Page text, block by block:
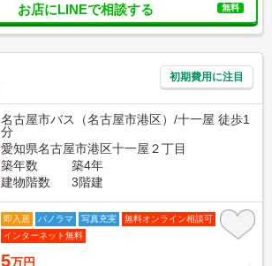
お店にLINEで相談する 無料
初期費用に注目
名古屋市バス（名古屋市港区）/十一屋 徒歩1
分
愛知県名古屋市港区十一屋２丁目
築年数
築4年
建物階数
3階建
即入居 パノラマ 写真充実
無料オンライン相談可
インターネット無料
5万円